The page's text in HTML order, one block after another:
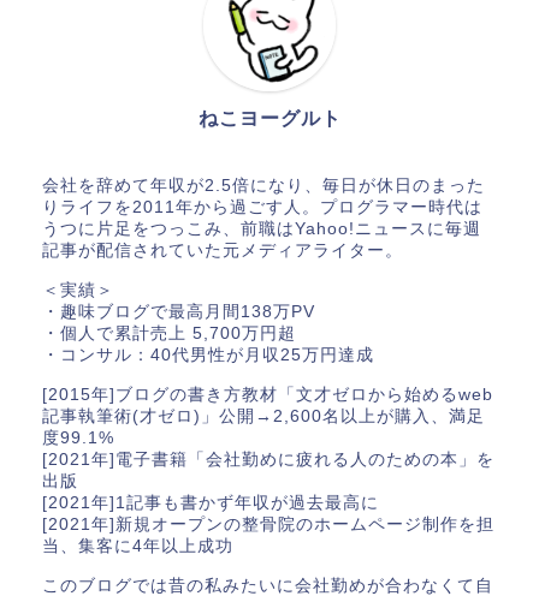
ねこヨーグルト
会社を辞めて年収が2.5倍になり、毎日が休日のまった
りライフを2011年から過ごす人。プログラマー時代は
うつに片足をつっこみ、前職はYahoo!ニュースに毎週
記事が配信されていた元メディアライター。
＜実績＞
・趣味ブログで最高月間138万PV
・個人で累計売上 5,700万円超
・コンサル：40代男性が月収25万円達成
[2015年]ブログの書き方教材「文才ゼロから始めるweb
記事執筆術(才ゼロ)」公開→2,600名以上が購入、満足
度99.1%
[2021年]電子書籍「会社勤めに疲れる人のための本」を
出版
[2021年]1記事も書かず年収が過去最高に
[2021年]新規オープンの整骨院のホームページ制作を担
当、集客に4年以上成功
このブログでは昔の私みたいに会社勤めが合わなくて自